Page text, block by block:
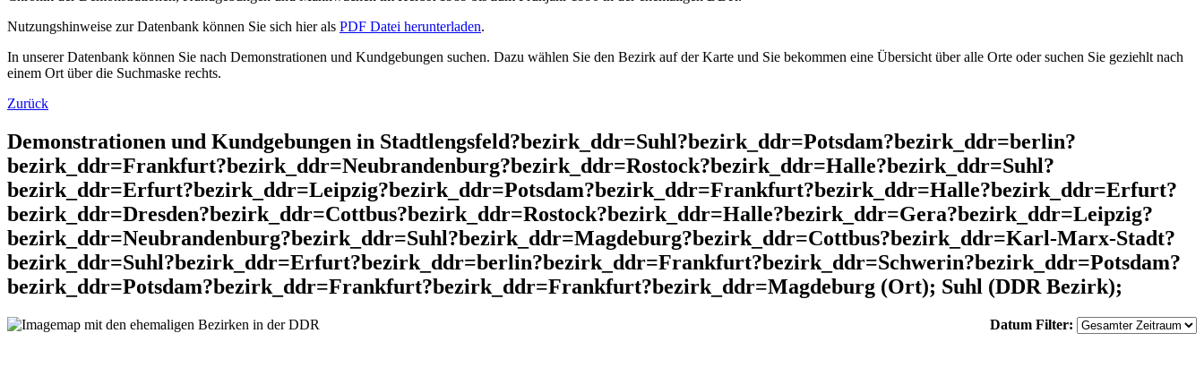
Nutzungshinweise zur Datenbank können Sie sich hier als PDF Datei herunterladen.
In unserer Datenbank können Sie nach Demonstrationen und Kundgebungen suchen. Dazu wählen Sie den Bezirk auf der Karte und Sie bekommen eine Übersicht über alle Orte oder suchen Sie geziehlt nach
einem Ort über die Suchmaske rechts.
Zurück
Demonstrationen und Kundgebungen in Stadtlengsfeld?bezirk_ddr=Suhl?bezirk_ddr=Potsdam?bezirk_ddr=berlin?
bezirk_ddr=Frankfurt?bezirk_ddr=Neubrandenburg?bezirk_ddr=Rostock?bezirk_ddr=Halle?bezirk_ddr=Suhl?
bezirk_ddr=Erfurt?bezirk_ddr=Leipzig?bezirk_ddr=Potsdam?bezirk_ddr=Frankfurt?bezirk_ddr=Halle?bezirk_ddr=Erfurt?
bezirk_ddr=Dresden?bezirk_ddr=Cottbus?bezirk_ddr=Rostock?bezirk_ddr=Halle?bezirk_ddr=Gera?bezirk_ddr=Leipzig?
bezirk_ddr=Neubrandenburg?bezirk_ddr=Suhl?bezirk_ddr=Magdeburg?bezirk_ddr=Cottbus?bezirk_ddr=Karl-Marx-Stadt?
bezirk_ddr=Suhl?bezirk_ddr=Erfurt?bezirk_ddr=berlin?bezirk_ddr=Frankfurt?bezirk_ddr=Schwerin?bezirk_ddr=Potsdam?
bezirk_ddr=Potsdam?bezirk_ddr=Frankfurt?bezirk_ddr=Frankfurt?bezirk_ddr=Magdeburg (Ort); Suhl (DDR Bezirk);
Datum Filter: